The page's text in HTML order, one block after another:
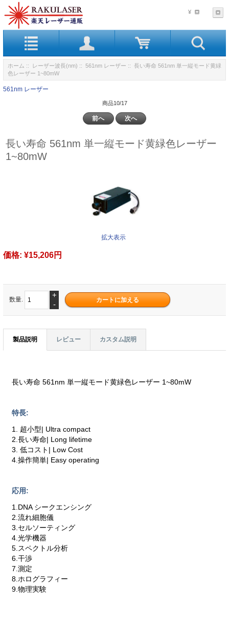
¥
ホーム :: レーザー波長(nm) :: 561nm レーザー :: 長い寿命 561nm 単一縦モード黄緑
色レーザー 1~80mW
561nm レーザー
商品10/17
前へ 次へ
長い寿命 561nm 単一縦モード黄緑色レーザー
1~80mW
拡大表示
価格: ¥15,206円
数量.
+
-
製品説明 レビュー カスタム説明
長い寿命 561nm 単一縦モード黄緑色レーザー 1~80mW
特長:
1. 超小型| Ultra compact
2.長い寿命| Long lifetime
3. 低コスト| Low Cost
4.操作簡単| Easy operating
応用:
1.DNA シークエンシング
2.流れ細胞儀
3.セルソーティング
4.光学機器
5.スペクトル分析
6.干渉
7.測定
8.ホログラフィー
9.物理実験